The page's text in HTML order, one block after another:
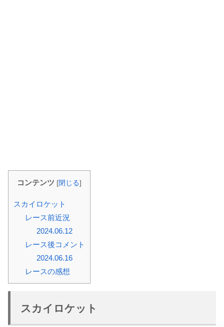
コンテンツ [閉じる]
スカイロケット
レース前近況
2024.06.12
レース後コメント
2024.06.16
レースの感想
スカイロケット